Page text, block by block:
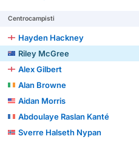
Centrocampisti
Hayden Hackney
Riley McGree
Alex Gilbert
Alan Browne
Aidan Morris
Abdoulaye Raslan Kanté
Sverre Halseth Nypan